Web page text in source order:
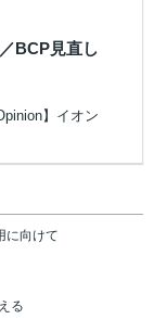
BCP見直し
】イオン
に向けて
る